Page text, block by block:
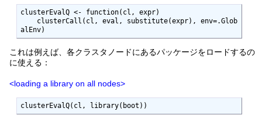
clusterEvalQ <- function(cl, expr)
alEnv)
これは例えば、各クラスタノードにあるパッケージをロードするの
に使える：
<loading a library on all nodes>
clusterEvalQ(cl, library(boot))